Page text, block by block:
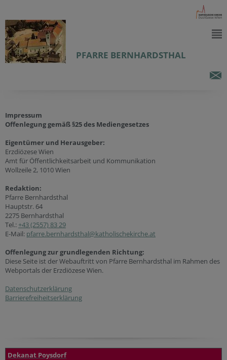
PFARRE BERNHARDSTHAL
Impressum
Offenlegung gemäß §25 des Mediengesetzes
Eigentümer und Herausgeber:
Erzdiözese Wien
Amt für Öffentlichkeitsarbeit und Kommunikation
Wollzeile 2, 1010 Wien
Redaktion:
Pfarre Bernhardsthal
Hauptstr. 64
2275 Bernhardsthal
Tel.: +43 (2557) 83 29
E-Mail: pfarre.bernhardsthal@katholischekirche.at
Offenlegung zur grundlegenden Richtung:
Diese Seite ist der Webauftritt von Pfarre Bernhardsthal im Rahmen des
Webportals der Erzdiözese Wien.
Datenschutzerklärung
Barrierefreiheitserklärung
Dekanat Poysdorf